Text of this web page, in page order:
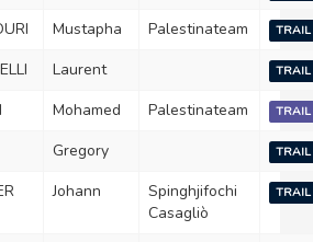
Mustapha Palestinateam
Laurent
Mohamed Palestinateam
Gregory
Johann
Spinghjifochi
Casagliò